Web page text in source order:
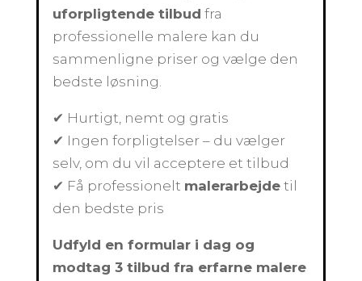
uforpligtende tilbud fra
professionelle malere kan du
sammenligne priser og vælge den
bedste løsning.
✔ Hurtigt, nemt og gratis
✔ Ingen forpligtelser – du vælger
selv, om du vil acceptere et tilbud
✔ Få professionelt malerarbejde til
den bedste pris
Udfyld en formular i dag og
modtag 3 tilbud fra erfarne malere